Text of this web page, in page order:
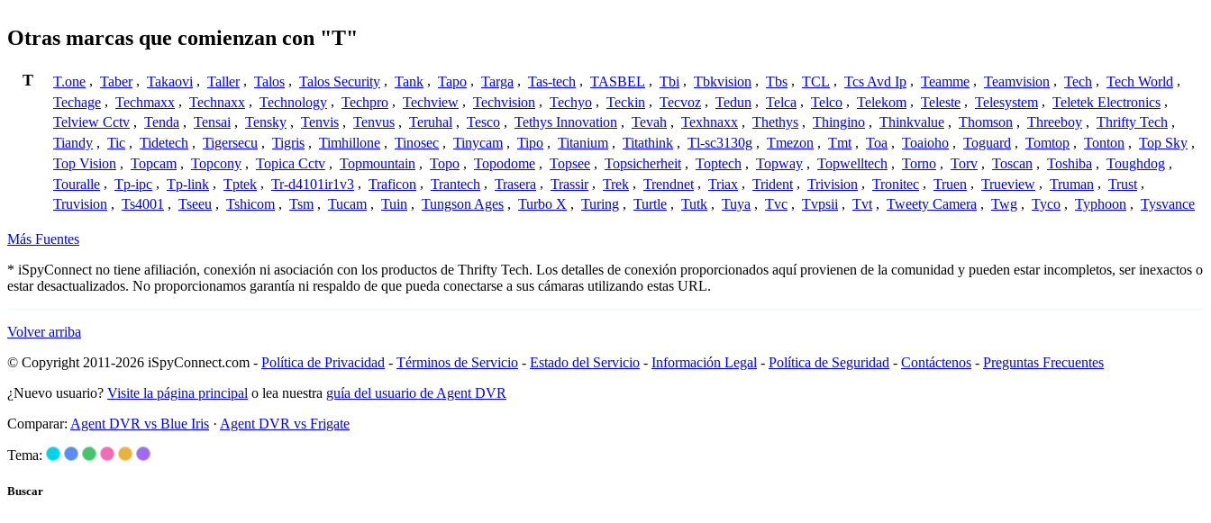
Otras marcas que comienzan con "T"
T T.one , Taber , Takaovi , Taller , Talos , Talos Security , Tank , Tapo , Targa , Tas-tech , TASBEL , Tbi , Tbkvision , Tbs , TCL , Tcs Avd Ip , Teamme , Teamvision , Tech , Tech World ,
Techage , Techmaxx , Technaxx , Technology , Techpro , Techview , Techvision , Techyo , Teckin , Tecvoz , Tedun , Telca , Telco , Telekom , Teleste , Telesystem , Teletek Electronics ,
Telview Cctv , Tenda , Tensai , Tensky , Tenvis , Tenvus , Teruhal , Tesco , Tethys Innovation , Tevah , Texhnaxx , Thethys , Thingino , Thinkvalue , Thomson , Threeboy , Thrifty Tech ,
Tiandy , Tic , Tidetech , Tigersecu , Tigris , Timhillone , Tinosec , Tinycam , Tipo , Titanium , Titathink , Tl-sc3130g , Tmezon , Tmt , Toa , Toaioho , Toguard , Tomtop , Tonton , Top Sky ,
Top Vision , Topcam , Topcony , Topica Cctv , Topmountain , Topo , Topodome , Topsee , Topsicherheit , Toptech , Topway , Topwelltech , Torno , Torv , Toscan , Toshiba , Toughdog ,
Touralle , Tp-ipc , Tp-link , Tptek , Tr-d4101ir1v3 , Traficon , Trantech , Trasera , Trassir , Trek , Trendnet , Triax , Trident , Trivision , Tronitec , Truen , Trueview , Truman , Trust ,
Truvision , Ts4001 , Tseeu , Tshicom , Tsm , Tucam , Tuin , Tungson Ages , Turbo X , Turing , Turtle , Tutk , Tuya , Tvc , Tvpsii , Tvt , Tweety Camera , Twg , Tyco , Typhoon , Tysvance
Más Fuentes
* iSpyConnect no tiene afiliación, conexión ni asociación con los productos de Thrifty Tech. Los detalles de conexión proporcionados aquí provienen de la comunidad y pueden estar incompletos, ser inexactos o
estar desactualizados. No proporcionamos garantía ni respaldo de que pueda conectarse a sus cámaras utilizando estas URL.
Volver arriba
© Copyright 2011-2026 iSpyConnect.com - Política de Privacidad - Términos de Servicio - Estado del Servicio - Información Legal - Política de Seguridad - Contáctenos - Preguntas Frecuentes
¿Nuevo usuario? Visite la página principal o lea nuestra guía del usuario de Agent DVR
Comparar: Agent DVR vs Blue Iris · Agent DVR vs Frigate
Tema:
Buscar